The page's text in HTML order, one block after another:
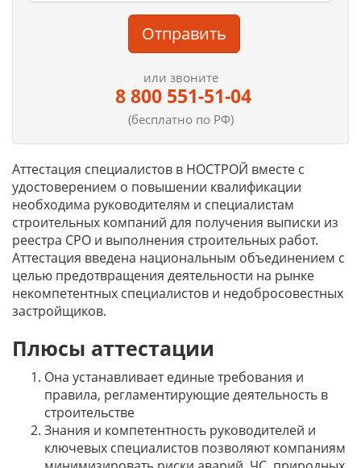
Отправить
или звоните
8 800 551-51-04
(бесплатно по РФ)
Аттестация специалистов в НОСТРОЙ вместе с
удостоверением о повышении квалификации
необходима руководителям и специалистам
строительных компаний для получения выписки из
реестра СРО и выполнения строительных работ.
Аттестация введена национальным объединением с
целью предотвращения деятельности на рынке
некомпетентных специалистов и недобросовестных
застройщиков.
Плюсы аттестации
Она устанавливает единые требования и
правила, регламентирующие деятельность в
строительстве
Знания и компетентность руководителей и
ключевых специалистов позволяют компаниям